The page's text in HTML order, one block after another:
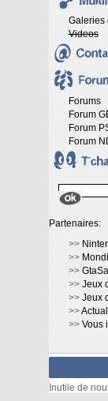
Galeries
Videos
Forums
Forum
Forum
Forum
Partenaires:
>>
>>
>>
>> Jeux
>> Jeux
>>
>> Vous
Inutile de